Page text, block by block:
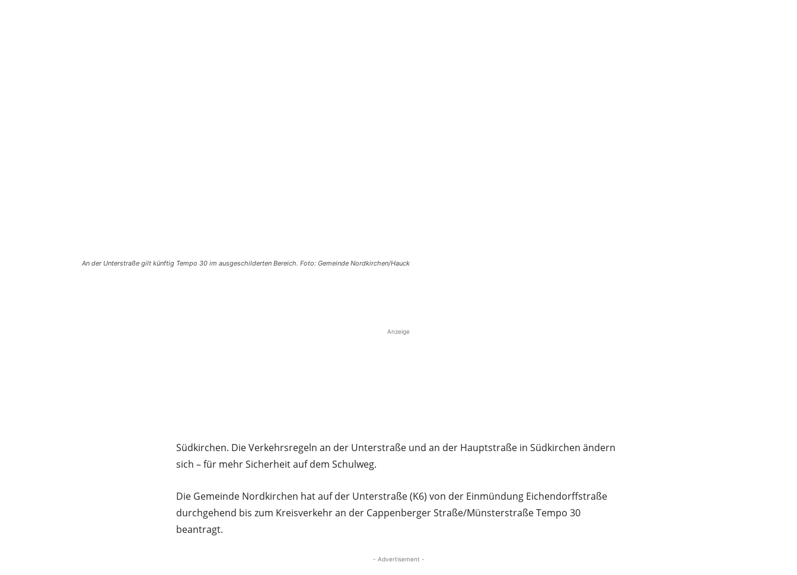
An der Unterstraße gilt künftig Tempo 30 im ausgeschilderten Bereich. Foto: Gemeinde Nordkirchen/Hauck
Anzeige
Südkirchen. Die Verkehrsregeln an der Unterstraße und an der Hauptstraße in Südkirchen ändern
sich – für mehr Sicherheit auf dem Schulweg.
Die Gemeinde Nordkirchen hat auf der Unterstraße (K6) von der Einmündung Eichendorffstraße
durchgehend bis zum Kreisverkehr an der Cappenberger Straße/Münsterstraße Tempo 30
beantragt.
- Advertisement -